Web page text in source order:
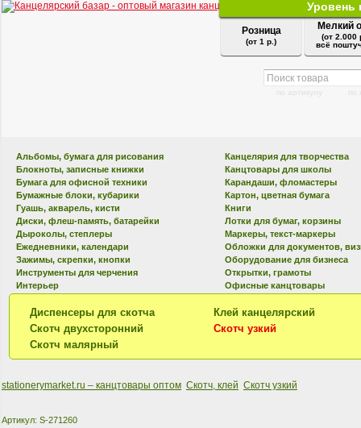
Уровень
Розница
(от 1 р.)
Мелкий
(от 2.000
всё
8.30-17.30 пн -
Альбомы, бумага для рисования
Блокноты, записные книжки
Бумага для офисной техники
Бумажные блоки, кубарики
Гуашь, акварель, кисти
Диски, флеш-память, батарейки
Дыроколы, степлеры
Ежедневники, календари
Зажимы, скрепки, кнопки
Инструменты для черчения
Интерьер
Канцелярия для творчества
Канцтовары для школы
Карандаши, фломастеры
Картон, цветная бумага
Книги
Лотки для бумаг, корзины
Маркеры, текст-маркеры
Обложки для документов,
Оборудование для бизнеса
Открытки, грамоты
Офисные канцтовары
Диспенсеры для скотча
Клей канцелярский
Скотч двухсторонний
Скотч узкий
Скотч малярный
stationerymarket.ru – канцтовары оптом Скотч, клей Скотч узкий
Артикул: S-271260